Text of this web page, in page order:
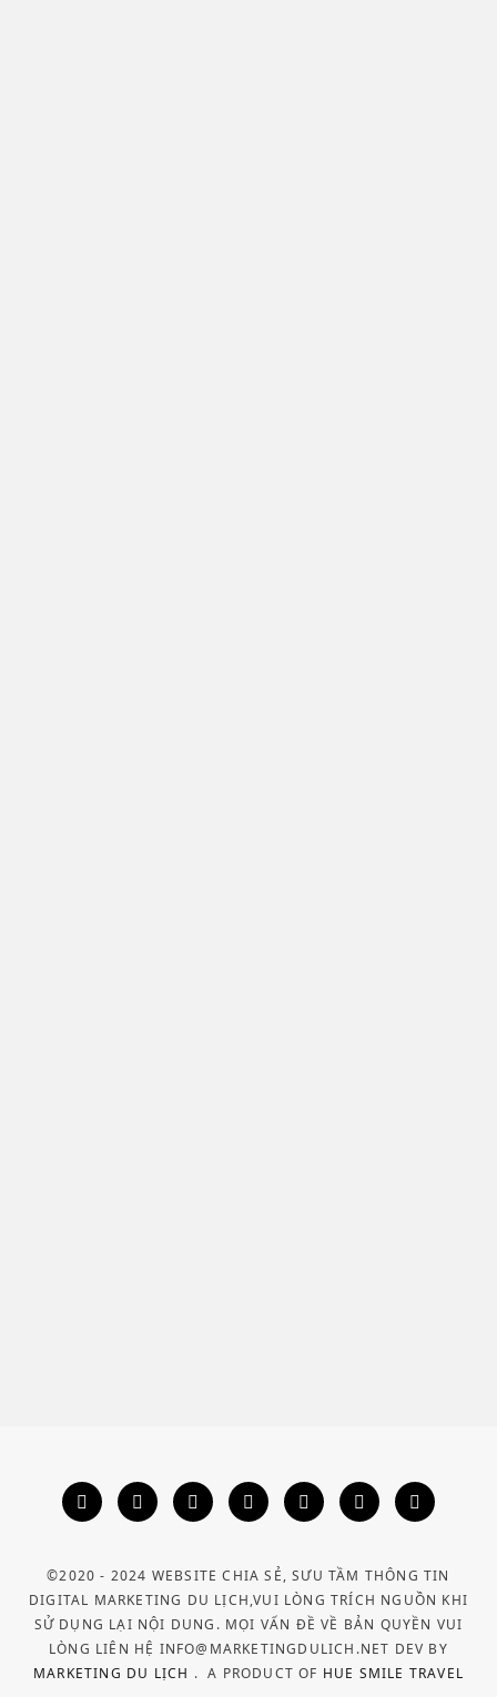
©2020 - 2024 WEBSITE CHIA SẺ, SƯU TẦM THÔNG TIN
DIGITAL MARKETING DU LỊCH,VUI LÒNG TRÍCH NGUỒN KHI
SỬ DỤNG LẠI NỘI DUNG. MỌI VẤN ĐỀ VỀ BẢN QUYỀN VUI
LÒNG LIÊN HỆ INFO@MARKETINGDULICH.NET DEV BY
MARKETING DU LỊCH . A PRODUCT OF HUE SMILE TRAVEL